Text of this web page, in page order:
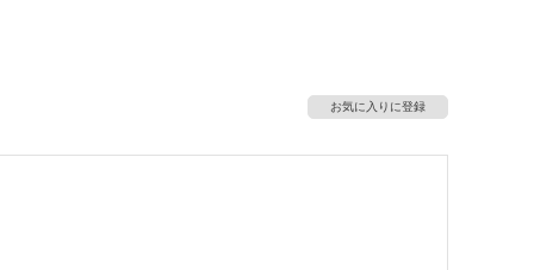
お気に入りに登録